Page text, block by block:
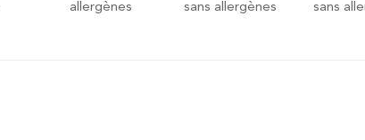
allergènes
sans allergènes
sans